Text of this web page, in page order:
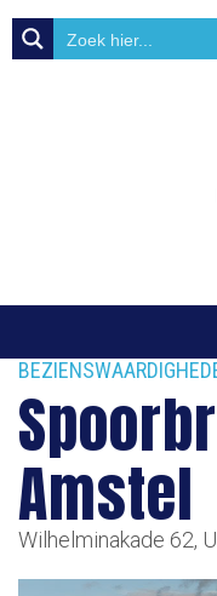
Amstel
Wilhelminakade 62,